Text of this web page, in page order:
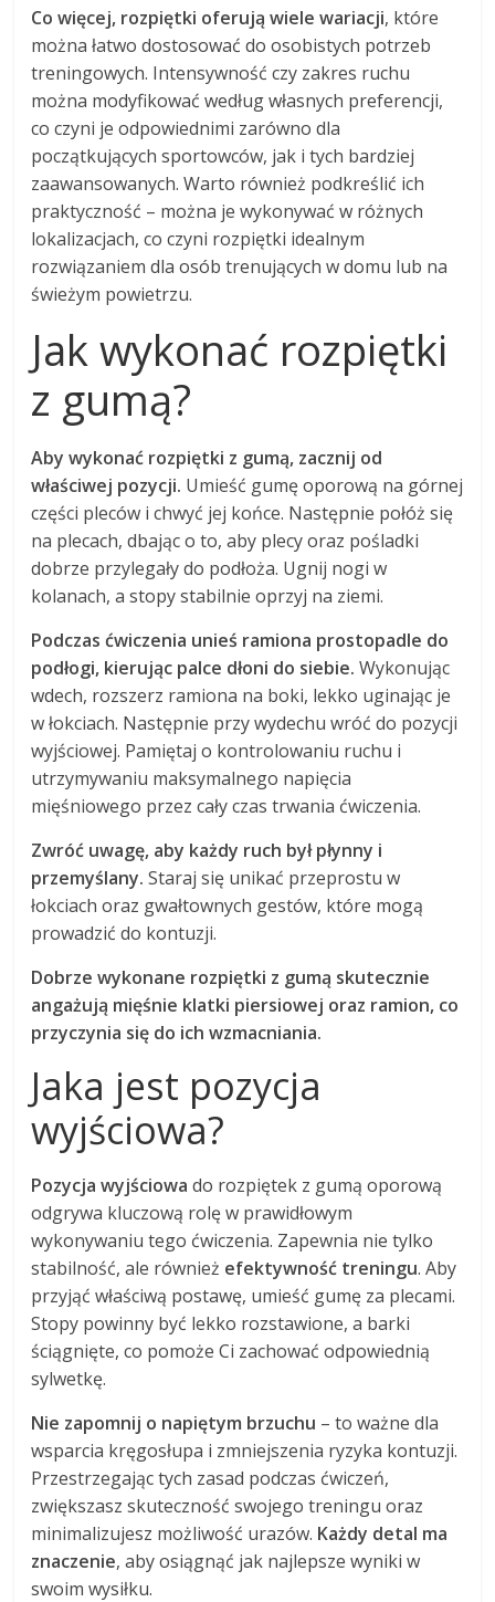
Co więcej, rozpiętki oferują wiele wariacji, które
można łatwo dostosować do osobistych potrzeb
treningowych. Intensywność czy zakres ruchu
można modyfikować według własnych preferencji,
co czyni je odpowiednimi zarówno dla
początkujących sportowców, jak i tych bardziej
zaawansowanych. Warto również podkreślić ich
praktyczność – można je wykonywać w różnych
lokalizacjach, co czyni rozpiętki idealnym
rozwiązaniem dla osób trenujących w domu lub na
świeżym powietrzu.
Jak wykonać rozpiętki
z gumą?
Aby wykonać rozpiętki z gumą, zacznij od
właściwej pozycji. Umieść gumę oporową na górnej
części pleców i chwyć jej końce. Następnie połóż się
na plecach, dbając o to, aby plecy oraz pośladki
dobrze przylegały do podłoża. Ugnij nogi w
kolanach, a stopy stabilnie oprzyj na ziemi.
Podczas ćwiczenia unieś ramiona prostopadle do
podłogi, kierując palce dłoni do siebie. Wykonując
wdech, rozszerz ramiona na boki, lekko uginając je
w łokciach. Następnie przy wydechu wróć do pozycji
wyjściowej. Pamiętaj o kontrolowaniu ruchu i
utrzymywaniu maksymalnego napięcia
mięśniowego przez cały czas trwania ćwiczenia.
Zwróć uwagę, aby każdy ruch był płynny i
przemyślany. Staraj się unikać przeprostu w
łokciach oraz gwałtownych gestów, które mogą
prowadzić do kontuzji.
Dobrze wykonane rozpiętki z gumą skutecznie
angażują mięśnie klatki piersiowej oraz ramion, co
przyczynia się do ich wzmacniania.
Jaka jest pozycja
wyjściowa?
Pozycja wyjściowa do rozpiętek z gumą oporową
odgrywa kluczową rolę w prawidłowym
wykonywaniu tego ćwiczenia. Zapewnia nie tylko
stabilność, ale również efektywność treningu. Aby
przyjąć właściwą postawę, umieść gumę za plecami.
Stopy powinny być lekko rozstawione, a barki
ściągnięte, co pomoże Ci zachować odpowiednią
sylwetkę.
Nie zapomnij o napiętym brzuchu – to ważne dla
wsparcia kręgosłupa i zmniejszenia ryzyka kontuzji.
Przestrzegając tych zasad podczas ćwiczeń,
zwiększasz skuteczność swojego treningu oraz
minimalizujesz możliwość urazów. Każdy detal ma
znaczenie, aby osiągnąć jak najlepsze wyniki w
swoim wysiłku.